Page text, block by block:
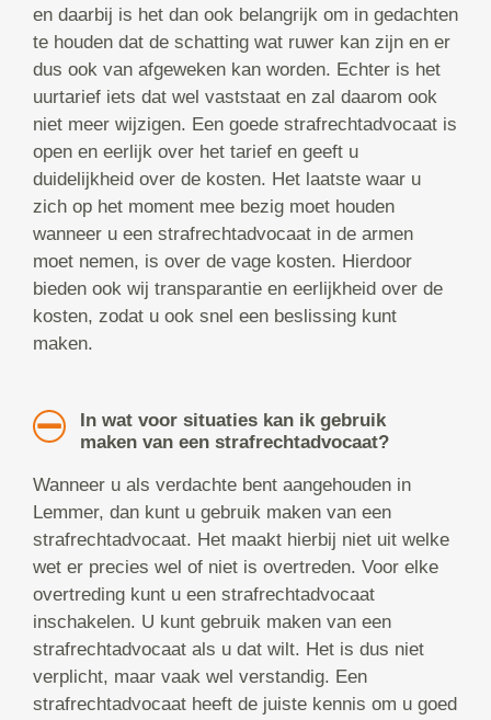
en daarbij is het dan ook belangrijk om in gedachten
te houden dat de schatting wat ruwer kan zijn en er
dus ook van afgeweken kan worden. Echter is het
uurtarief iets dat wel vaststaat en zal daarom ook
niet meer wijzigen. Een goede strafrechtadvocaat is
open en eerlijk over het tarief en geeft u
duidelijkheid over de kosten. Het laatste waar u
zich op het moment mee bezig moet houden
wanneer u een strafrechtadvocaat in de armen
moet nemen, is over de vage kosten. Hierdoor
bieden ook wij transparantie en eerlijkheid over de
kosten, zodat u ook snel een beslissing kunt
maken.
In wat voor situaties kan ik gebruik
maken van een strafrechtadvocaat?
Wanneer u als verdachte bent aangehouden in
Lemmer, dan kunt u gebruik maken van een
strafrechtadvocaat. Het maakt hierbij niet uit welke
wet er precies wel of niet is overtreden. Voor elke
overtreding kunt u een strafrechtadvocaat
inschakelen. U kunt gebruik maken van een
strafrechtadvocaat als u dat wilt. Het is dus niet
verplicht, maar vaak wel verstandig. Een
strafrechtadvocaat heeft de juiste kennis om u goed